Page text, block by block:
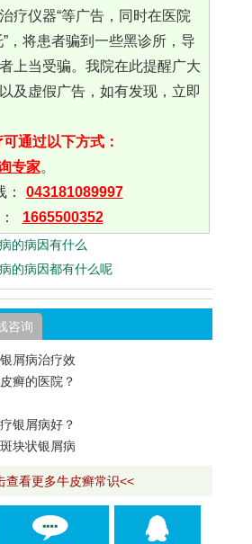
疗仪器“等广告，同时在医院
”，将患者骗到一些黑诊所，导
上当受骗。我院在此提醒广大
及虚假广告，如有发现，立即
通过以下方式：
专家。
043181089997
1665500352
的病因有什么
的病因都有什么呢
咨询
屑病治疗效
癣的医院？
银屑病好？
块状银屑病
查看更多牛皮癣常识<<